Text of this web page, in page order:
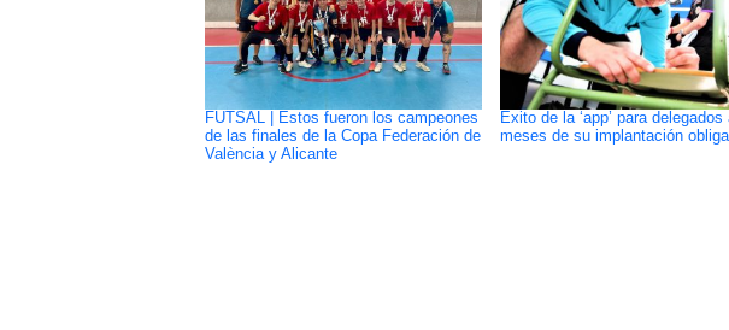
FUTSAL | Estos fueron los campeones
de las finales de la Copa Federación de
València y Alicante
Exito de la ‘app’ para delegados
meses de su implantación